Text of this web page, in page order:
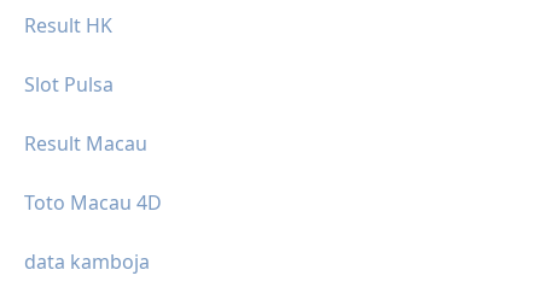
Result HK
Slot Pulsa
Result Macau
Toto Macau 4D
data kamboja